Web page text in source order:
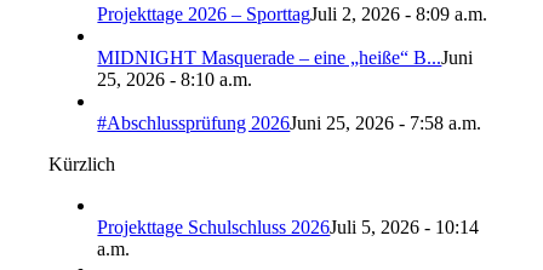
Projekttage 2026 – SporttagJuli 2, 2026 - 8:09 a.m.
MIDNIGHT Masquerade – eine „heiße“ B...Juni
25, 2026 - 8:10 a.m.
#Abschlussprüfung 2026Juni 25, 2026 - 7:58 a.m.
Kürzlich
Projekttage Schulschluss 2026Juli 5, 2026 - 10:14
a.m.